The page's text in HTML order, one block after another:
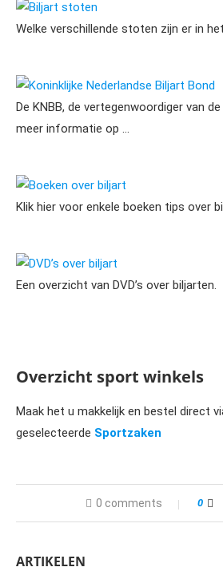
Biljart stoten
Welke verschillende stoten zijn er in
Koninklijke Nederlandse Biljart Bond
De KNBB, de vertegenwoordiger van
meer informatie op …
Boeken over biljart
Klik hier voor enkele boeken tips over
DVD’s over biljart
Een overzicht van DVD’s over biljarten.
Overzicht sport winkels
Maak het u makkelijk en bestel direct
geselecteerde Sportzaken
0 comments 0
ARTIKELEN